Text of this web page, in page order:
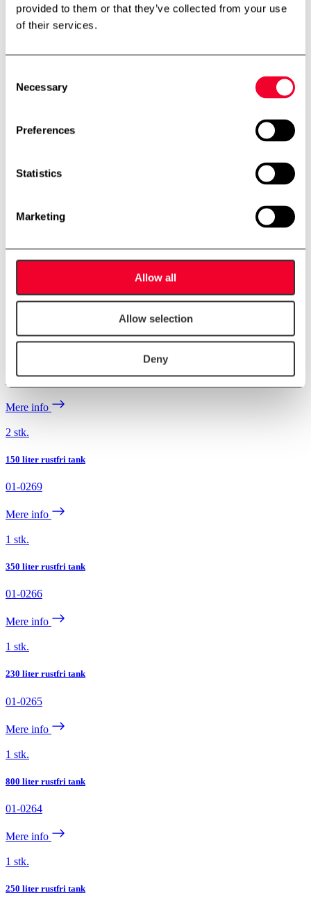
provided to them or that they’ve collected from your use
of their services.
Selection
Necessary
Preferences
Statistics
Marketing
Allow all
Allow selection
Deny
2.500 liter rustfri tank
01-0275
Mere info
1.425 liter rustfri tank
1 stk.
Mere info
01-0272
Mere info
2 stk.
150 liter rustfri tank
01-0269
Mere info
1 stk.
350 liter rustfri tank
01-0266
Mere info
1 stk.
230 liter rustfri tank
01-0265
Mere info
1 stk.
800 liter rustfri tank
01-0264
Mere info
1 stk.
250 liter rustfri tank